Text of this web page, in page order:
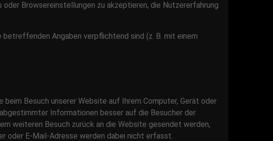
Browsereinstellungen zu akzeptieren, die Nutzererfahrung
betreffenden Angaben verpflichtend sind (z. B. mit einem
beim Besuch unserer Website auf Ihrem Computer, Gerät oder
Informationen besser auf die Besucher der
weiteren Besuch zurück an die Website gesendet werden,
oder E-Mail-Adresse werden dabei nicht erfasst.